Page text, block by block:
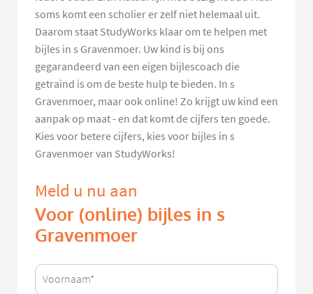
soms komt een scholier er zelf niet helemaal uit.
Daarom staat StudyWorks klaar om te helpen met
bijles in s Gravenmoer. Uw kind is bij ons
gegarandeerd van een eigen bijlescoach die
getraind is om de beste hulp te bieden. In s
Gravenmoer, maar ook online! Zo krijgt uw kind een
aanpak op maat - en dat komt de cijfers ten goede.
Kies voor betere cijfers, kies voor bijles in s
Gravenmoer van StudyWorks!
Meld u nu aan
Voor (online) bijles in s
Gravenmoer